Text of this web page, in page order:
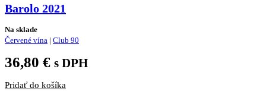
Barolo 2021
Na sklade
Červené vína | Club 90
36,80 € s DPH
Pridať do košíka